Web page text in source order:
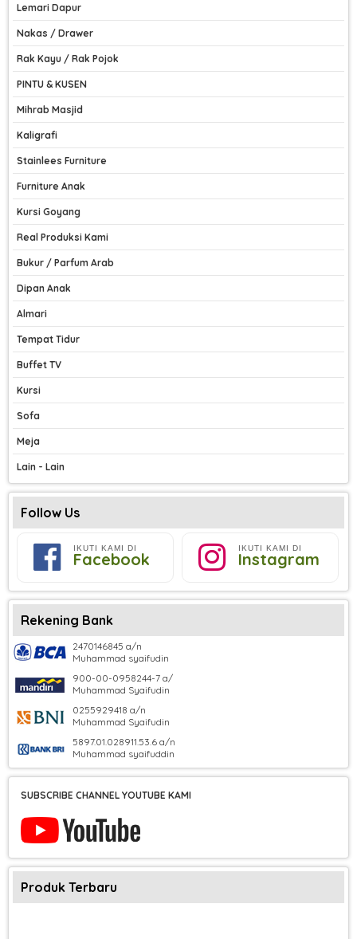
Lemari Dapur
Nakas / Drawer
Rak Kayu / Rak Pojok
PINTU & KUSEN
Mihrab Masjid
Kaligrafi
Stainlees Furniture
Furniture Anak
Kursi Goyang
Real Produksi Kami
Bukur / Parfum Arab
Dipan Anak
Almari
Tempat Tidur
Buffet TV
Kursi
Sofa
Meja
Lain - Lain
Follow Us
IKUTI KAMI DI
Facebook
IKUTI KAMI DI
Instagram
Rekening Bank
2470146845 a/n
Muhammad syaifudin
900-00-0958244-7 a/
Muhammad Syaifudin
0255929418 a/n
Muhammad Syaifudin
5897.01.028911.53.6 a/n
Muhammad syaifuddin
SUBSCRIBE CHANNEL YOUTUBE KAMI
Produk Terbaru